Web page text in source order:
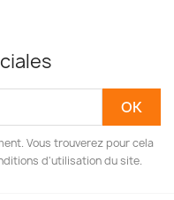
Vous trouverez pour cela
d'utilisation du site.